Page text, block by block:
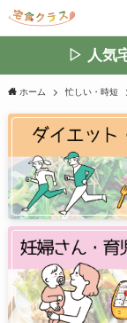
▷ 人気
ホーム 忙しい・時短